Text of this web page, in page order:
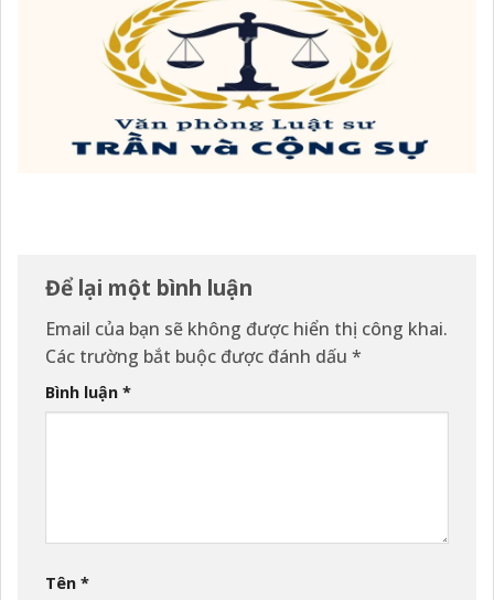
Để lại một bình luận
Email của bạn sẽ không được hiển thị công khai.
Các trường bắt buộc được đánh dấu *
Bình luận *
Tên *